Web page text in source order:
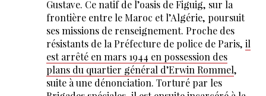
Gustave. Ce natif de l’oasis de Figuig, sur la
frontière entre le Maroc et l’Algérie, poursuit
ses missions de renseignement. Proche des
résistants de la Préfecture de police de Paris, il
est arrêté en mars 1944 en possession des
plans du quartier général d’Erwin Rommel,
suite à une dénonciation. Torturé par les